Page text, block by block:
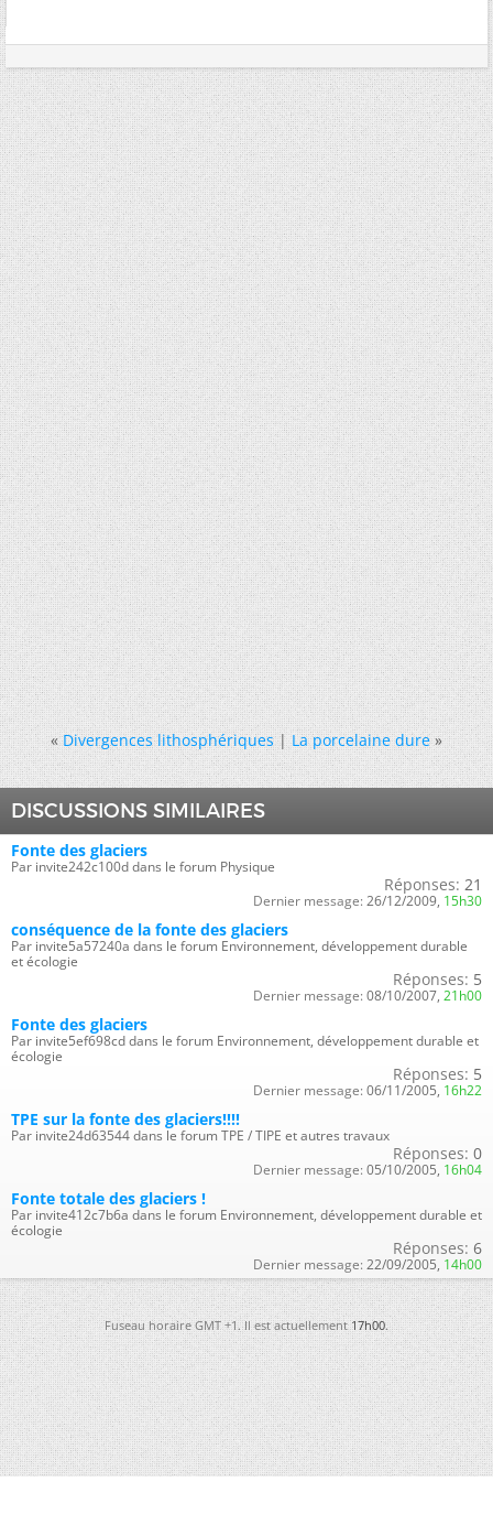
« Divergences lithosphériques|La porcelaine dure »
DISCUSSIONS SIMILAIRES
Fonte des glaciers
Par invite242c100d dans le forum Physique
Réponses: 21
Dernier message: 26/12/2009, 15h30
conséquence de la fonte des glaciers
Par invite5a57240a dans le forum Environnement, développement durable
et écologie
Réponses: 5
Dernier message: 08/10/2007, 21h00
Fonte des glaciers
Par invite5ef698cd dans le forum Environnement, développement durable et
écologie
Réponses: 5
Dernier message: 06/11/2005, 16h22
TPE sur la fonte des glaciers!!!!
Par invite24d63544 dans le forum TPE / TIPE et autres travaux
Réponses: 0
Dernier message: 05/10/2005, 16h04
Fonte totale des glaciers !
Par invite412c7b6a dans le forum Environnement, développement durable et
écologie
Réponses: 6
Dernier message: 22/09/2005, 14h00
Fuseau horaire GMT +1. Il est actuellement17h00.